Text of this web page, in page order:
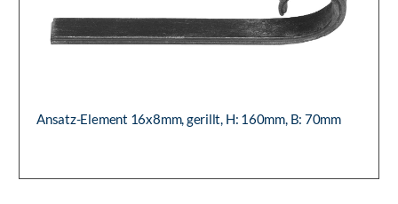
Ansatz-Element 16x8mm, gerillt, H: 160mm, B: 70mm